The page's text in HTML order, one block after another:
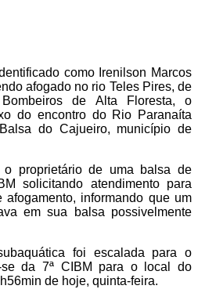
como Irenilson Marcos
afogado no rio Teles Pires, de
de Alta Floresta, o
do encontro do Rio Paranaíta
do Cajueiro, município de
proprietário de uma balsa de
solicitando atendimento para
informando que um
em sua balsa possivelmente
foi escalada para o
se da 7ª CIBM para o local do
de hoje, quinta-feira.